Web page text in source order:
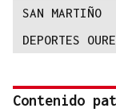
SAN MARTIÑO
DEPORTES
Contenido